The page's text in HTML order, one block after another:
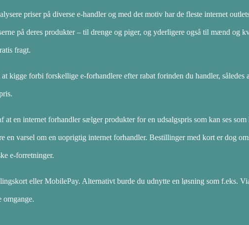
priser på diverse e-handler og med det motiv har de fleste internet
på deres produkter – til drenge og piger, og yderligere også til mænd og
fragt.
kigge forbi forskellige e-forhandlere efter rabat forinden du handler, således
en internet forhandler sælger produkter for en udsalgspris som kan ses som
en varsel om en uoprigtig internet forhandler. Bestillinger med kort er dog
e-forretninger.
eller MobilePay. Alternativt burde du udnytte en løsning som f.eks.
omgange.